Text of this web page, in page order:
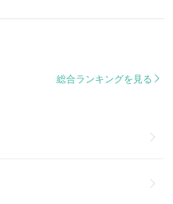
総合ランキングを見る